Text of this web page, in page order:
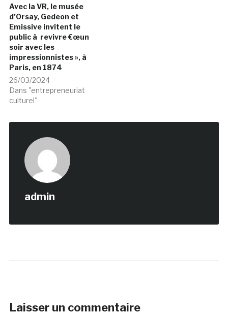
Avec la VR, le musée
d’Orsay, Gedeon et
Emissive invitent le
public à revivre €œun
soir avec les
impressionnistes », à
Paris, en 1874
26/03/2024
Dans "entrepreneuriat
culturel"
admin
Laisser un commentaire